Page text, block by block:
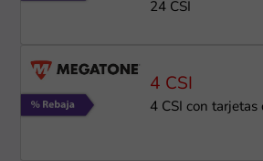
24 CSI
4 CSI
4 CSI con tarjetas